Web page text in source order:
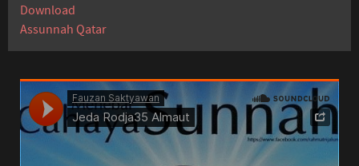
Download
Assunnah Qatar